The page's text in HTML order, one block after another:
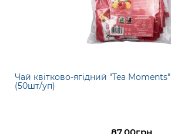
Чай квітково-ягідний "Tea
(50шт/уп)